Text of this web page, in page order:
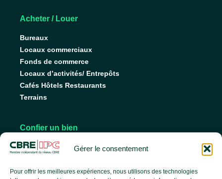
Gérer le consentement
Pour offrir les meilleures expériences, nous utilisons des technologies
Acheter / Louer
Bureaux
Locaux commerciaux
Fonds de commerce
Locaux d’activités/ Entrepôts
Cafés Hôtels Restaurants
Terrains
Confier un bien
Nos conseils pour vendre
Faire gérer son bien